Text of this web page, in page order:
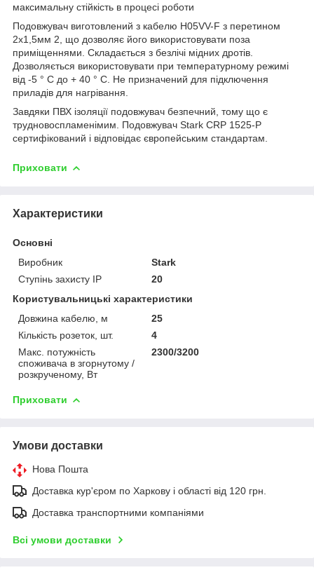
максимальну стійкість в процесі роботи
Подовжувач виготовлений з кабелю H05VV-F з перетином
2х1,5мм 2,
що дозволяє його використовувати поза
приміщеннями. Складається з безлічі мідних дротів.
Дозволяється використовувати при температурному режимі
від -5 ° С до + 40 ° С. Не призначений для підключення
приладів для нагрівання.
Завдяки ПВХ ізоляції подовжувач безпечний, тому що є
трудновоспламенімим. Подовжувач Stark CRP 1525-P
сертифікований і відповідає європейським стандартам.
Приховати
Характеристики
Основні
Виробник
Stark
Ступінь захисту IP
20
Користувальницькі характеристики
Довжина кабелю, м
25
Кількість розеток, шт.
4
Макс. потужність
споживача в згорнутому /
розкрученому, Вт
2300/3200
Приховати
Умови доставки
Нова Пошта
Доставка кур'єром по Харкову і області від 120 грн.
Доставка транспортними компаніями
Всі умови доставки